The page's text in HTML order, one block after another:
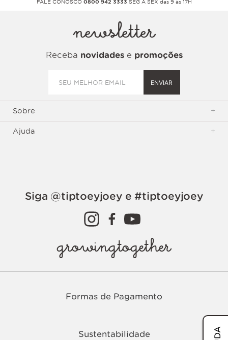
FALE CONOSCO 0800 942 3333 SEG A SEX das 9 às 17H
newsletter
Receba novidadese promoções
ENVIAR
Sobre +
Ajuda +
Siga @tiptoeyjoey e #tiptoeyjoey
growingtogether
Formas de Pagamento
Sustentabilidade